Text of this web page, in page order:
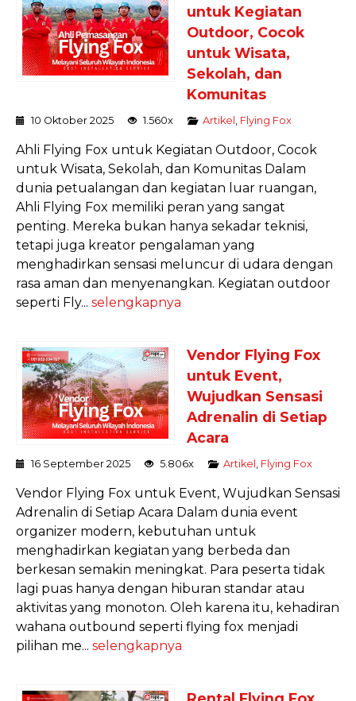
untuk Kegiatan
Outdoor, Cocok
untuk Wisata,
Sekolah, dan
Komunitas
10 Oktober 2025 1.560x Artikel Flying Fox
Ahli Flying Fox untuk Kegiatan Outdoor, Cocok
untuk Wisata, Sekolah, dan Komunitas Dalam
dunia petualangan dan kegiatan luar ruangan,
Ahli Flying Fox memiliki peran yang sangat
penting. Mereka bukan hanya sekadar teknisi,
tetapi juga kreator pengalaman yang
menghadirkan sensasi meluncur di udara dengan
rasa aman dan menyenangkan. Kegiatan outdoor
seperti Fly... selengkapnya
Vendor Flying Fox
untuk Event,
Wujudkan Sensasi
Adrenalin di Setiap
Acara
16 September 2025 5.806x Artikel Flying Fox
Vendor Flying Fox untuk Event, Wujudkan Sensasi
Adrenalin di Setiap Acara Dalam dunia event
organizer modern, kebutuhan untuk
menghadirkan kegiatan yang berbeda dan
berkesan semakin meningkat. Para peserta tidak
lagi puas hanya dengan hiburan standar atau
aktivitas yang monoton. Oleh karena itu, kehadiran
wahana outbound seperti flying fox menjadi
pilihan me... selengkapnya